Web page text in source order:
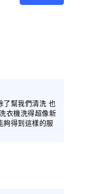
了幫我們清洗 也
衣機洗得超像新
夠得到這樣的服